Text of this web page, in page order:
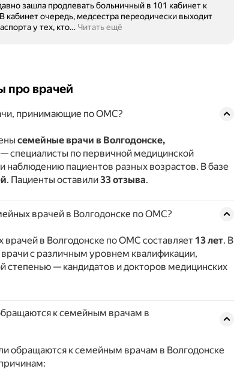
зашла продлевать больничный в 101 кабинет к
у тех, кто… Читать ещё
про врачей
принимающие по ОМС?
семейные врачи в Волгодонске,
— специалисты по первичной медицинской
наблюдению пациентов разных возрастов. В базе
. Пациенты оставили33 отзыва.
врачей в Волгодонске по ОМС?
в Волгодонске по ОМС составляет 13 лет. В
врачи с различным уровнем квалификации,
степенью — кандидатов и докторов медицинских
к семейным врачам в
обращаются к семейным врачам в Волгодонске